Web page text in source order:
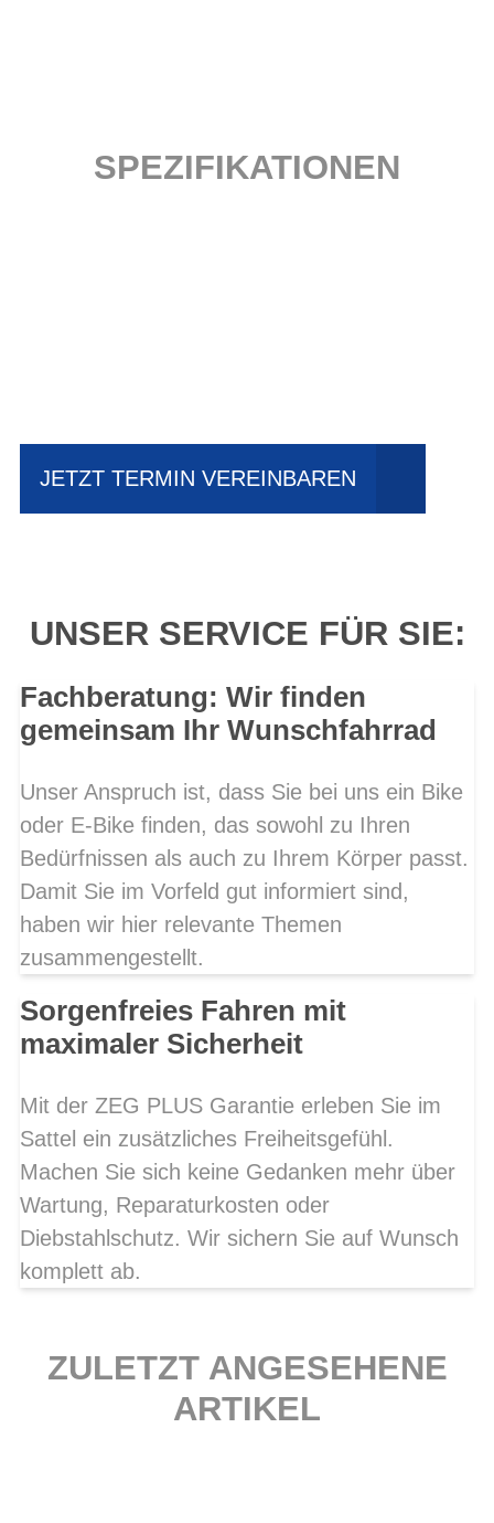
SPEZIFIKATIONEN
JETZT TERMIN VEREINBAREN
UNSER SERVICE FÜR SIE:
Fachberatung: Wir finden
gemeinsam Ihr Wunschfahrrad
Unser Anspruch ist, dass Sie bei uns ein Bike
oder E-Bike finden, das sowohl zu Ihren
Bedürfnissen als auch zu Ihrem Körper passt.
Damit Sie im Vorfeld gut informiert sind,
haben wir hier relevante Themen
zusammengestellt.
Sorgenfreies Fahren mit
maximaler Sicherheit
Mit der ZEG PLUS Garantie erleben Sie im
Sattel ein zusätzliches Freiheitsgefühl.
Machen Sie sich keine Gedanken mehr über
Wartung, Reparaturkosten oder
Diebstahlschutz. Wir sichern Sie auf Wunsch
komplett ab.
ZULETZT ANGESEHENE
ARTIKEL